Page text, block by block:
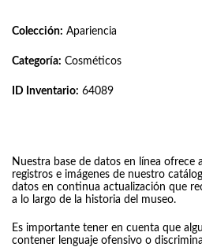
Colección: Apariencia
Categoría: Cosméticos
ID Inventario: 64089
Nuestra base de datos en línea ofrece
registros e imágenes de nuestro
datos en continua actualización que
a lo largo de la historia del museo.
Es importante tener en cuenta que
contener lenguaje ofensivo o